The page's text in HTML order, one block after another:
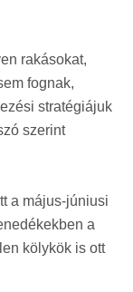
rakásokat,
fognak,
stratégiájuk
szerint
a május-júniusi
a
kölykök is ott